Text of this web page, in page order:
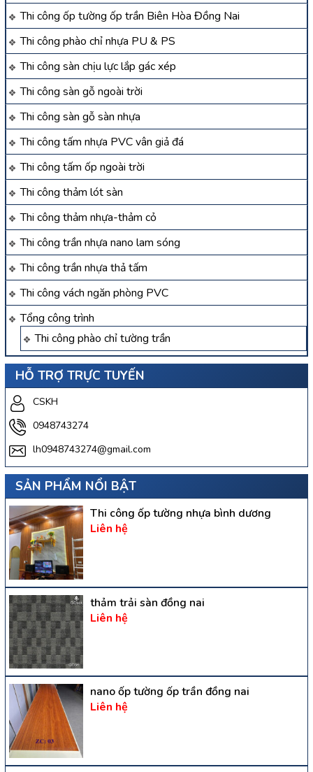
Thi công ốp tường ốp trần Biên Hòa Đồng Nai
Thi công phào chỉ nhựa PU & PS
Thi công sàn chịu lực lắp gác xép
Thi công sàn gỗ ngoài trời
Thi công sàn gỗ sàn nhựa
Thi công tấm nhựa PVC vân giả đá
Thi công tấm ốp ngoài trời
Thi công thảm lót sàn
Thi công thảm nhựa-thảm cỏ
Thi công trần nhựa nano lam sóng
Thi công trần nhựa thả tấm
Thi công vách ngăn phòng PVC
Tổng công trình
Thi công phào chỉ tường trần
HỖ TRỢ TRỰC TUYẾN
CSKH
0948743274
lh0948743274@gmail.com
SẢN PHẨM NỔI BẬT
Thi công ốp tường nhựa bình dương
Liên hệ
thảm trải sàn đồng nai
Liên hệ
nano ốp tường ốp trần đồng nai
Liên hệ